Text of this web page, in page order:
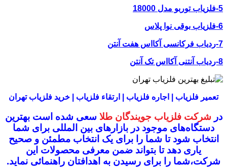
5-فلزیاب توربو مدل 18000
6-فلزیاب بوقی نوا پلاس
7-ردیاب فرکانسی آکااس هفت آنتن
8-ردیاب آنتنی آکااس تک آنتن
تعمیر فلزیاب | اجاره فلزیاب | ارتقاء فلزیاب | خرید فلزیاب تهران
در شرکت فلزیاب جویندگان طلا سعی شده است بهترین
دستگاه‌های موجود در بازار‌های بین المللی برای شما
انتخاب شودتا شما را برای یک انتخاب مطمئن و صحیح
یاری دهد تا بتواند ضمن معرفی محصولات این
شرکت،شما را برای رسیدن به اهدافتان راهنمائی نماید.